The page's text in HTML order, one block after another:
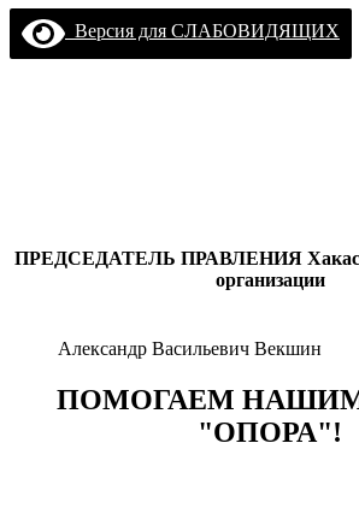
Версия для СЛАБОВИДЯЩИХ
ПРЕДСЕДАТЕЛЬ ПРАВЛЕНИЯ
организации
Александр Васильевич Векшин
ПОМОГАЕМ
"ОПОРА"!